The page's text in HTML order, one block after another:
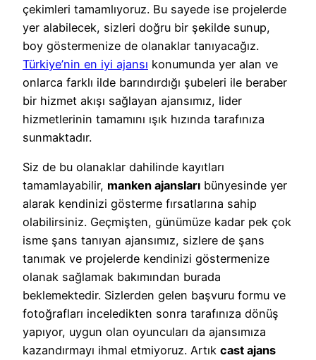
çekimleri tamamlıyoruz. Bu sayede ise projelerde
yer alabilecek, sizleri doğru bir şekilde sunup,
boy göstermenize de olanaklar tanıyacağız.
Türkiye’nin en iyi ajansı konumunda yer alan ve
onlarca farklı ilde barındırdığı şubeleri ile beraber
bir hizmet akışı sağlayan ajansımız, lider
hizmetlerinin tamamını ışık hızında tarafınıza
sunmaktadır.
Siz de bu olanaklar dahilinde kayıtları
tamamlayabilir, manken ajansları bünyesinde yer
alarak kendinizi gösterme fırsatlarına sahip
olabilirsiniz. Geçmişten, günümüze kadar pek çok
isme şans tanıyan ajansımız, sizlere de şans
tanımak ve projelerde kendinizi göstermenize
olanak sağlamak bakımından burada
beklemektedir. Sizlerden gelen başvuru formu ve
fotoğrafları inceledikten sonra tarafınıza dönüş
yapıyor, uygun olan oyuncuları da ajansımıza
kazandırmayı ihmal etmiyoruz. Artık cast ajans